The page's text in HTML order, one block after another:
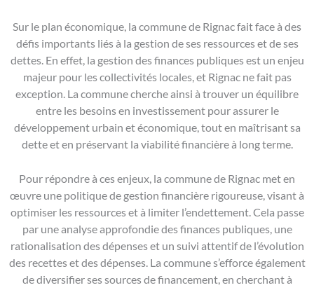
Sur le plan économique, la commune de Rignac fait face à des
défis importants liés à la gestion de ses ressources et de ses
dettes. En effet, la gestion des finances publiques est un enjeu
majeur pour les collectivités locales, et Rignac ne fait pas
exception. La commune cherche ainsi à trouver un équilibre
entre les besoins en investissement pour assurer le
développement urbain et économique, tout en maîtrisant sa
dette et en préservant la viabilité financière à long terme.
Pour répondre à ces enjeux, la commune de Rignac met en
œuvre une politique de gestion financière rigoureuse, visant à
optimiser les ressources et à limiter l’endettement. Cela passe
par une analyse approfondie des finances publiques, une
rationalisation des dépenses et un suivi attentif de l’évolution
des recettes et des dépenses. La commune s’efforce également
de diversifier ses sources de financement, en cherchant à